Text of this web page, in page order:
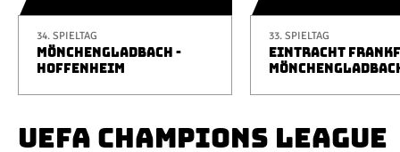
34. SPIELTAG
MÖNCHENGLADBACH -
HOFFENHEIM
33. SPIELTAG
EINTRACHT
UEFA CHAMPIONS LEAGUE